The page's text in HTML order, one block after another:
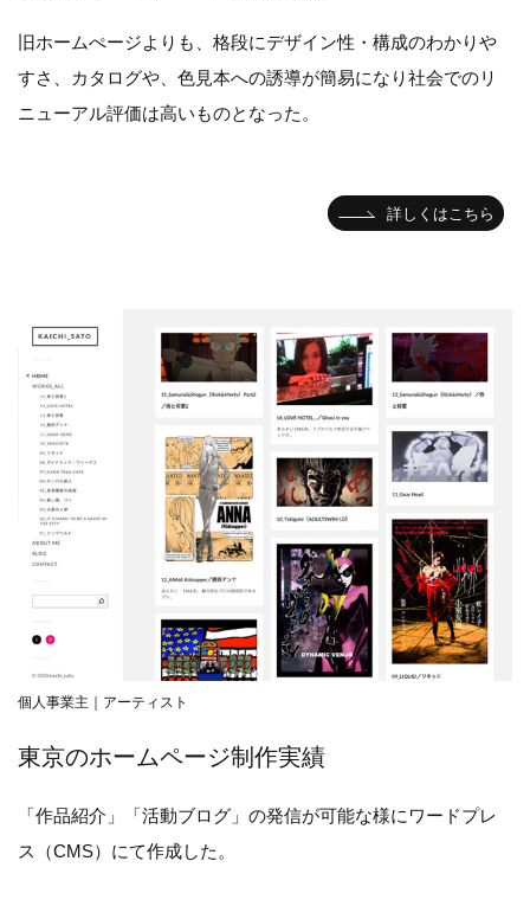
旧ホームぺージよりも、格段にデザイン性・構成のわかりや
すさ、カタログや、色見本への誘導が簡易になり社会でのリ
ニューアル評価は高いものとなった。
詳しくはこちら
個人事業主｜アーティスト
東京のホームページ制作実績
「作品紹介」「活動ブログ」の発信が可能な様にワードプレ
ス（CMS）にて作成した。